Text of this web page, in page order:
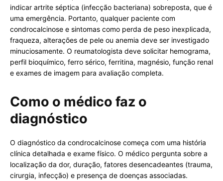
indicar artrite séptica (infecção bacteriana) sobreposta, que é
uma emergência. Portanto, qualquer paciente com
condrocalcinose e sintomas como perda de peso inexplicada,
fraqueza, alterações de pele ou anemia deve ser investigado
minuciosamente. O reumatologista deve solicitar hemograma,
perfil bioquímico, ferro sérico, ferritina, magnésio, função renal
e exames de imagem para avaliação completa.
Como o médico faz o
diagnóstico
O diagnóstico da condrocalcinose começa com uma história
clínica detalhada e exame físico. O médico pergunta sobre a
localização da dor, duração, fatores desencadeantes (trauma,
cirurgia, infecção) e presença de doenças associadas.